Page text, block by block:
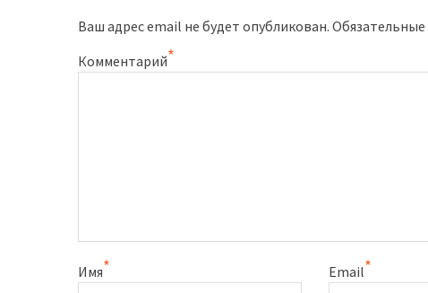
Ваш адрес email не будет опубликован.
Комментарий*
Имя* Email*